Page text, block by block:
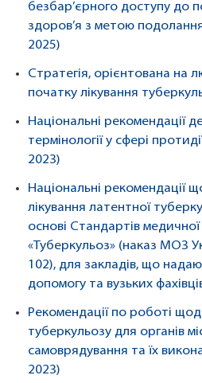
безбар’єрного доступу до
здоров’я з метою
2025)
Стратегія, орієнтована на
початку лікування
Національні рекомендації
термінології у сфері
2023)
Національні рекомендації
лікування латентної
основі Стандартів
«Туберкульоз» (наказ МОЗ
102), для закладів, що
допомогу та вузьких
Рекомендації по роботі
туберкульозу для органів
самоврядування та їх
2023)